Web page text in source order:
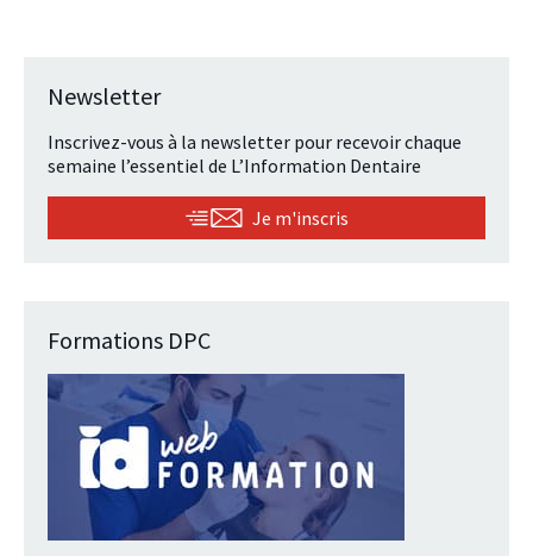
Newsletter
Inscrivez-vous à la newsletter pour recevoir chaque
semaine l’essentiel de L’Information Dentaire
Je m'inscris
Formations DPC